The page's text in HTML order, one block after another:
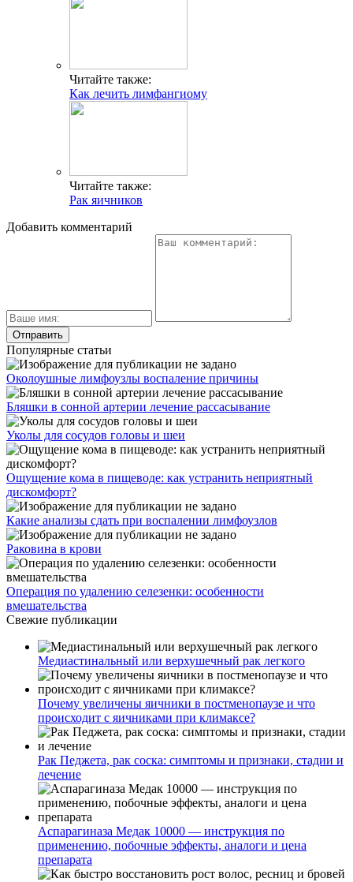
Читайте также:
Как лечить лимфангиому
Читайте также:
Рак яичников
Добавить комментарий
Популярные статьи
Околоушные лимфоузлы воспаление причины
Бляшки в сонной артерии лечение рассасывание
Уколы для сосудов головы и шеи
Ощущение кома в пищеводе: как устранить неприятный
дискомфорт?
Какие анализы сдать при воспалении лимфоузлов
Раковина в крови
Операция по удалению селезенки: особенности
вмешательства
Свежие публикации
Медиастинальный или верхушечный рак легкого
Почему увеличены яичники в постменопаузе и что
происходит с яичниками при климаксе?
Рак Педжета, рак соска: симптомы и признаки, стадии и
лечение
Аспарагиназа Медак 10000 — инструкция по
применению, побочные эффекты, аналоги и цена
препарата